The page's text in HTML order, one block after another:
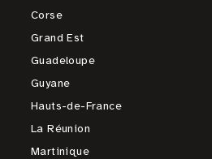
Corse
Grand Est
Guadeloupe
Guyane
Hauts-de-France
La Réunion
Martinique